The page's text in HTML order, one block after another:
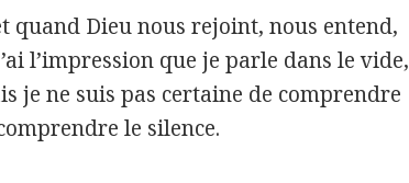
quand Dieu nous rejoint, nous entend,
l’impression que je parle dans le vide,
je ne suis pas certaine de comprendre
le silence.